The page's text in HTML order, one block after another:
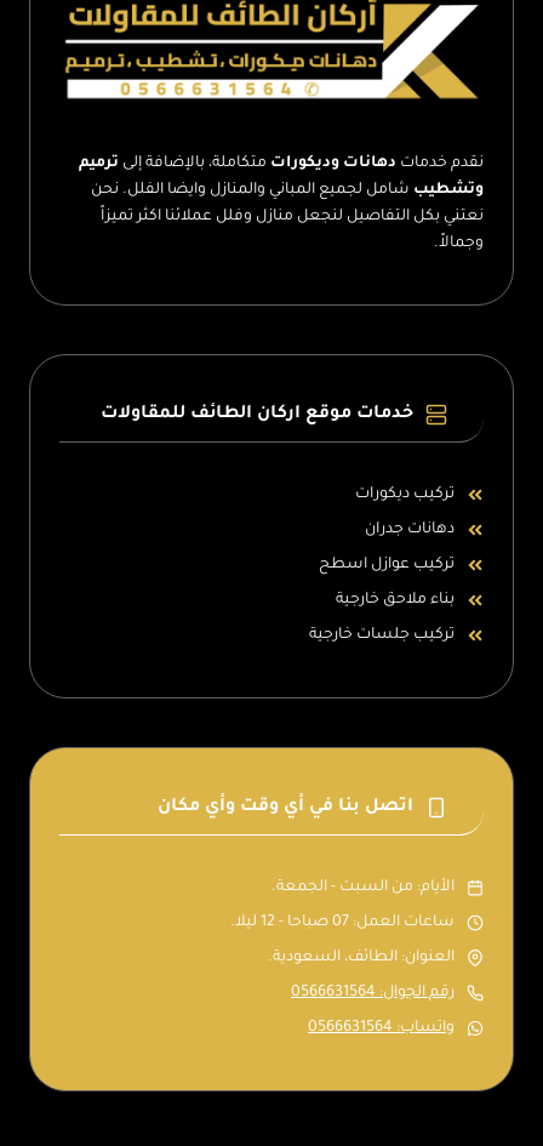
المباني
الحجرية
الطائف
نقدم خدمات دهانات وديكورات متكاملة، بالإضافة إلى ترميم
وتشطيب شامل لجميع المباني والمنازل وايضا الفلل. نحن
نعتني بكل التفاصيل لنجعل منازل وفلل عملائنا اكثر تميزاً
وجمالاً.
خدمات موقع اركان الطائف للمقاولات
تركيب ديكورات
دهانات جدران
تركيب عوازل اسطح
بناء ملاحق خارجية
تركيب جلسات خارجية
اتصل بنا في أي وقت وأي مكان
الأيام: من السبت - الجمعة.
ساعات العمل: 07 صباحا - 12 ليلا.
العنوان: الطائف، السعودية.
رقم الجوال: 0566631564
واتساب: 0566631564